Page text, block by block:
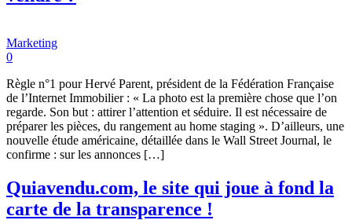
Marketing
0
Règle n°1 pour Hervé Parent, président de la Fédération Française
de l’Internet Immobilier : « La photo est la première chose que l’on
regarde. Son but : attirer l’attention et séduire. Il est nécessaire de
préparer les pièces, du rangement au home staging ». D’ailleurs, une
nouvelle étude américaine, détaillée dans le Wall Street Journal, le
confirme : sur les annonces […]
Quiavendu.com, le site qui joue à fond la
carte de la transparence !